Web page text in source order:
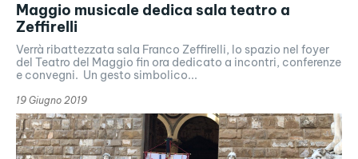
Maggio musicale dedica sala teatro a
Zeffirelli
Verrà ribattezzata sala Franco Zeffirelli, lo spazio nel foyer
del Teatro del Maggio fin ora dedicato a incontri, conferenze
e convegni. Un gesto simbolico...
19 Giugno 2019